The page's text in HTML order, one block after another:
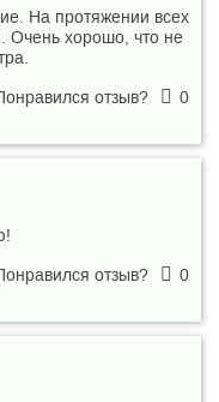
На протяжении всех
Очень хорошо, что не
отзыв?
0
отзыв?
0